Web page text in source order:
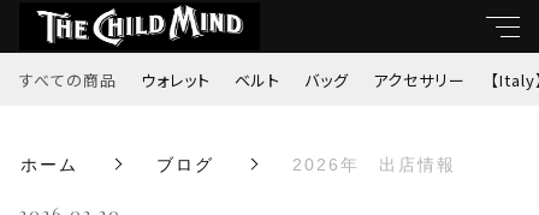
すべての商品 ウォレット ベルト バッグ アクセサリー 【Italy
ホーム ブログ 2026年 出店情報
すべて